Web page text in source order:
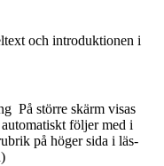
och introduktionen i
På större skärm visas
följer med i
på höger sida i läs-